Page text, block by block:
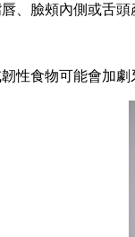
臉頰內側或舌頭
食物可能會加劇